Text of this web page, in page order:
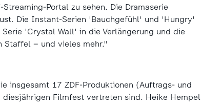
Portal zu sehen. Die Dramaserie
Die Instant-Serien 'Bauchgefühl' und 'Hungry'
'Crystal Wall' in die Verlängerung und die
Staffel – und vieles mehr."
insgesamt 17 ZDF-Produktionen (Auftrags- und
Filmfest vertreten sind. Heike Hempel